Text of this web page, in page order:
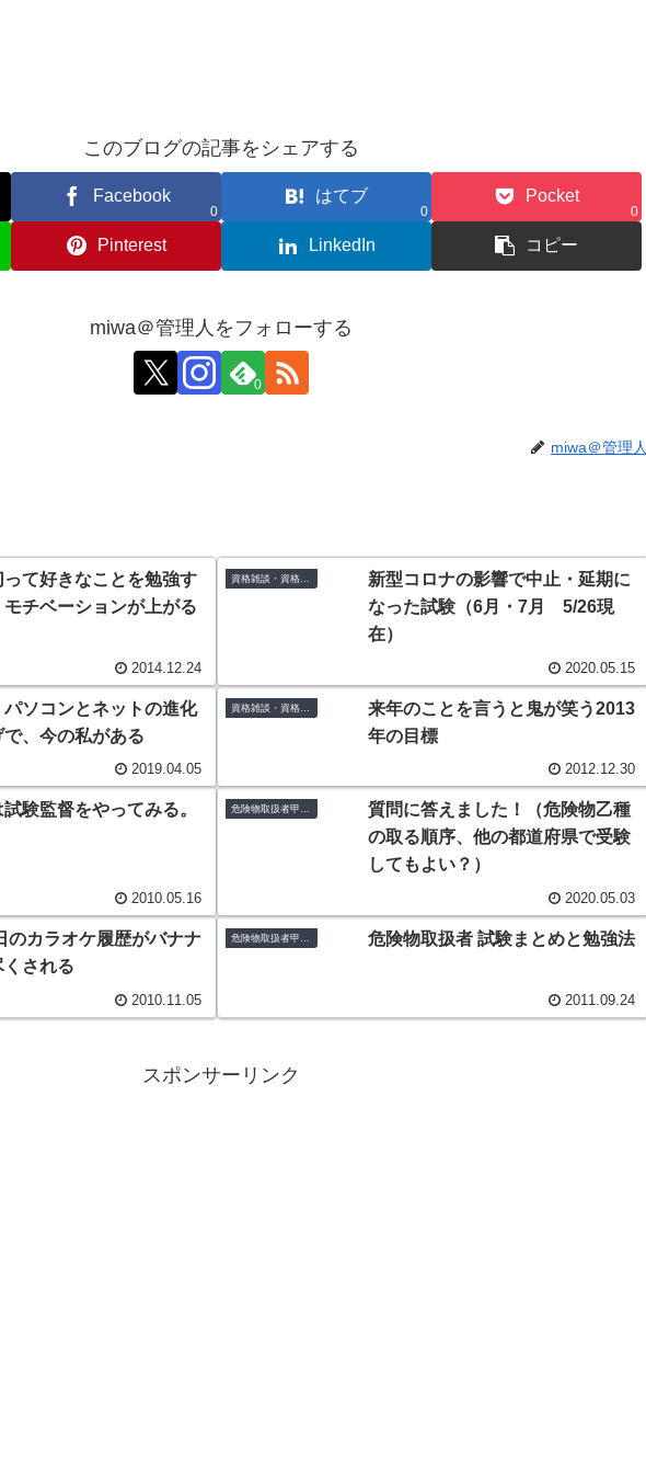
このブログの記事をシェアする
Facebook
0
はてブ
0
Pocket
0
Pinterest LinkedIn コピー
miwa＠管理人をフォローする
0
miwa＠管理人
って好きなことを勉強す
モチベーションが上がる
2014.12.24
資格雑談・資格コラム
新型コロナの影響で中止・延期に
なった試験（6月・7月 5/26現
在）
2020.05.15
パソコンとネットの進化
、今の私がある
2019.04.05
来年のことを言うと鬼が笑う2013
年の目標
2012.12.30
験監督をやってみる。
2010.05.16
危険物取扱者甲種・乙種
質問に答えました！（危険物乙種
の取る順序、他の都道府県で受験
してもよい？）
2020.05.03
のカラオケ履歴がバナナ
される
2010.11.05
危険物取扱者 試験まとめと勉強法
2011.09.24
スポンサーリンク